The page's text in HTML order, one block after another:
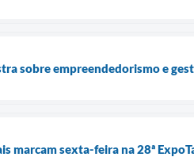
sobre empreendedorismo e
marcam sexta-feira na 28ª